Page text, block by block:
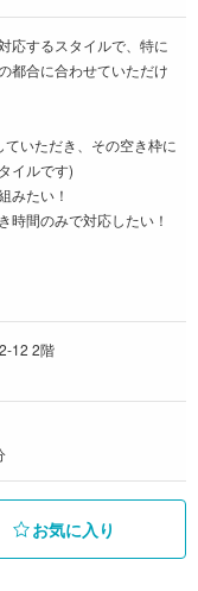
応するスタイルで、特に
都合に合わせていただけ
いただき、その空き枠に
イルです)
みたい！
時間のみで対応したい！
12 2階
お気に入り